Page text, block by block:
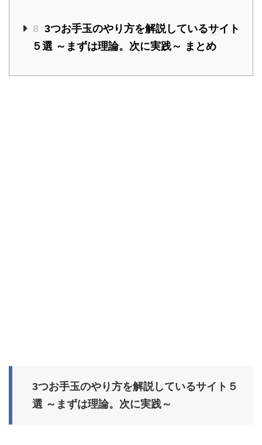
8 3つお手玉のやり方を解説しているサイト
５選 ～まずは理論。次に実践～ まとめ
3つお手玉のやり方を解説しているサイト５
選 ～まずは理論。次に実践～